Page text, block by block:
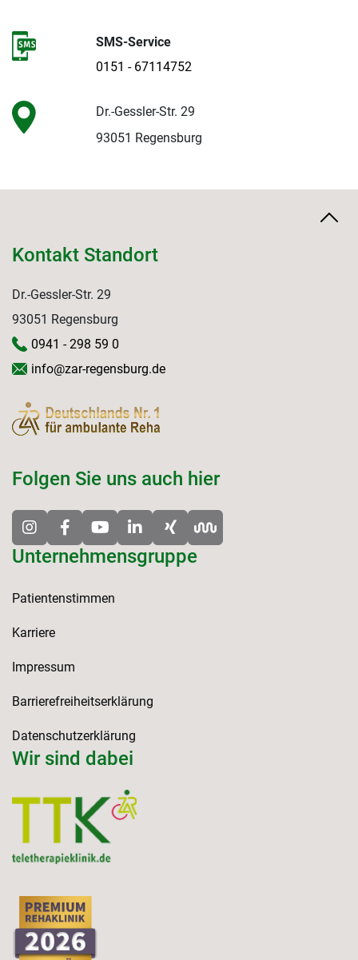
Dr.-Gessler-Str. 29
93051 Regensburg
SMS-Service
0151 - 67114752
Unternehmensgruppe
Patientenstimmen
Karriere
Impressum
Barrierefreiheitserklärung
Datenschutzerklärung
Kontakt Standort
Dr.-Gessler-Str. 29
93051 Regensburg
0941 - 298 59 0
info@zar-regensburg.de
Folgen Sie uns auch hier
Wir sind dabei